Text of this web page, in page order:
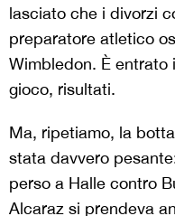
lasciato che i divorzi
preparatore atletico
Wimbledon. È entrato
gioco, risultati.
Ma, ripetiamo, la
stata davvero
perso a Halle contro
Alcaraz si prendeva